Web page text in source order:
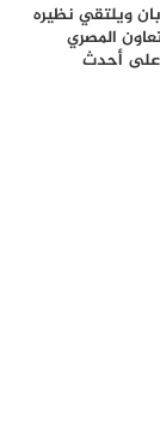
ويلتقي نظيره
المصري
على أحدث